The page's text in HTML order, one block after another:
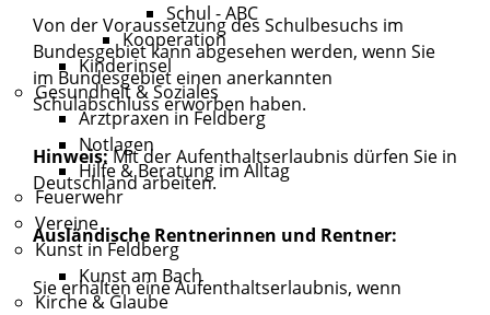
Schul - ABC
Kooperation
Kinderinsel
Gesundheit & Soziales
Arztpraxen in Feldberg
Notlagen
Hilfe & Beratung im Alltag
Feuerwehr
Vereine
Kunst in Feldberg
Kunst am Bach
Kirche & Glaube
Von der Voraussetzung des Schulbesuchs im
Bundesgebiet kann abgesehen werden, wenn Sie
im Bundesgebiet einen anerkannten
Schulabschluss erworben haben.
Hinweis:Mit der Aufenthaltserlaubnis dürfen Sie in
Deutschland arbeiten.
Ausländische Rentnerinnen und Rentner:
Sie erhalten eine Aufenthaltserlaubnis, wenn